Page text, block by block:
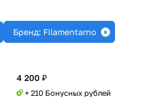
Бренд: Filamentarno
4 200 ₽
+ 210 Бонусных рублей